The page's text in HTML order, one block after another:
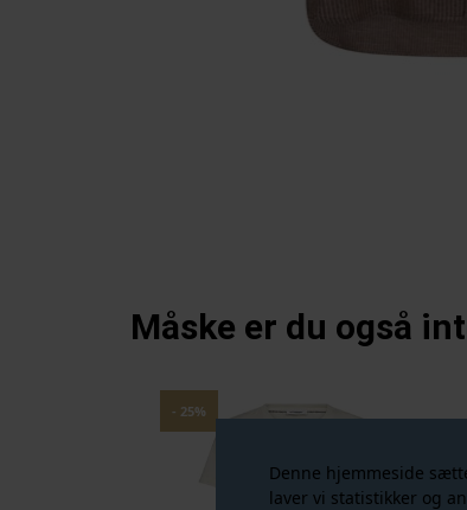
Denne hjemmeside
laver vi statistikker og
Måske er du også
- 25%